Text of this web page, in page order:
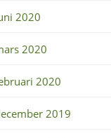
2020
2020
2020
2019